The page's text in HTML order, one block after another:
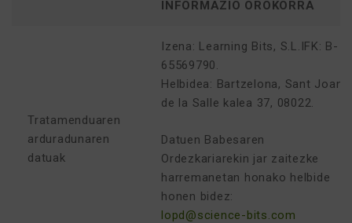
INFORMAZIO OROKORRA
Tratamenduaren
arduradunaren
datuak
Izena: Learning Bits, S.L.IFK: B-
65569790.
Helbidea: Bartzelona, Sant Joan
de la Salle kalea 37, 08022.
Datuen Babesaren
Ordezkariarekin jar zaitezke
harremanetan honako helbide
honen bidez:
lopd@science-bits.com